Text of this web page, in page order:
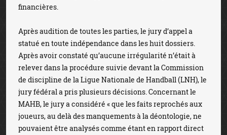
financières.
Après audition de toutes les parties, le jury d’appel a
statué en toute indépendance dans les huit dossiers.
Après avoir constaté qu’aucune irrégularité n’était à
relever dans la procédure suivie devant la Commission
de discipline de la Ligue Nationale de Handball (LNH), le
jury fédéral a pris plusieurs décisions. Concernant le
MAHB, le jury a considéré « que les faits reprochés aux
joueurs, au delà des manquements à la déontologie, ne
pouvaient être analysés comme étant en rapport direct